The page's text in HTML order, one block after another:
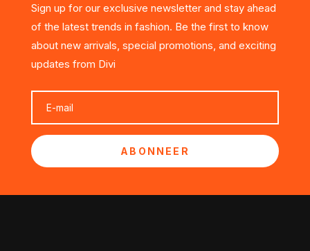
Sign up for our exclusive newsletter and stay ahead
of the latest trends in fashion. Be the first to know
about new arrivals, special promotions, and exciting
updates from Divi
ABONNEER